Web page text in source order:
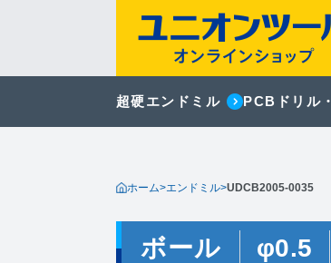
超硬エンドミル PCBドリル
ホーム>エンドミル>UDCB2005-0035
ボール φ0.5